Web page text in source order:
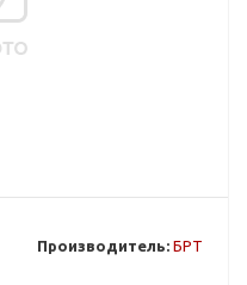
Производитель: БРТ